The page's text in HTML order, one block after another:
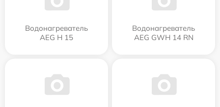
Водонагреватель
AEG H 15
Водонагреватель
AEG GWH 14 RN